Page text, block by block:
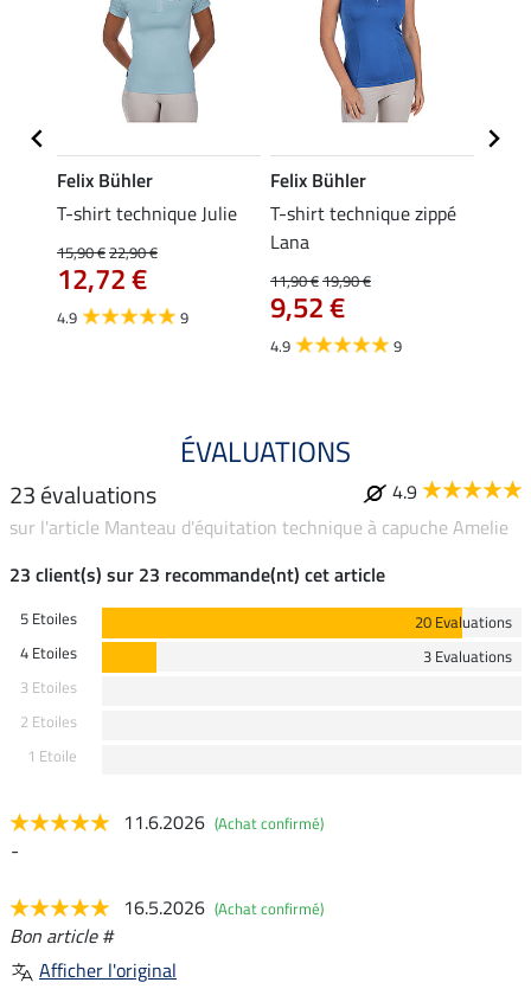
Felix Bühler
T-shirt technique Julie
15,90 €22,90 €
12,72 €
4.9 9
Felix Bühler
T-shirt technique zippé
Lana
11,90 €19,90 €
9,52 €
4.9 9
ÉVALUATIONS
23 évaluations
4.9
sur l'article Manteau d'équitation technique à capuche Amelie
23 client(s) sur 23 recommande(nt) cet article
5 Etoiles
20 Evaluations
4 Etoiles
3 Evaluations
3 Etoiles
2 Etoiles
1 Etoile
11.6.2026 (Achat confirmé)
-
16.5.2026 (Achat confirmé)
Bon article #
Afficher l'original